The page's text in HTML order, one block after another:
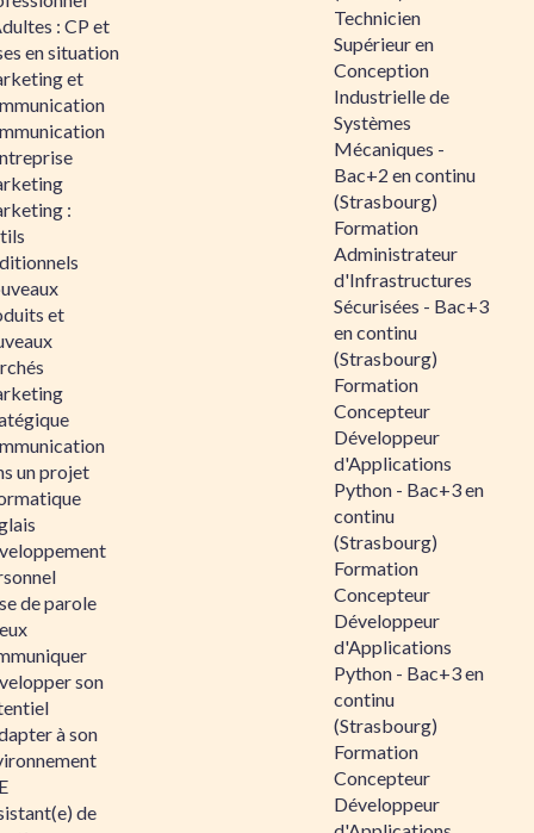
: CP et
en situation
et
:
et
un projet
de parole
son
à son
de
Technicien
Supérieur en
Conception
Industrielle de
Systèmes
Mécaniques -
Bac+2 en continu
(Strasbourg)
Formation
Administrateur
d'Infrastructures
Sécurisées - Bac+3
en continu
(Strasbourg)
Formation
Concepteur
Développeur
d'Applications
Python - Bac+3 en
continu
(Strasbourg)
Formation
Concepteur
Développeur
d'Applications
Python - Bac+3 en
continu
(Strasbourg)
Formation
Concepteur
Développeur